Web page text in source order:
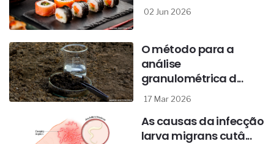
02 Jun 2026
O método para a
análise
granulométrica d...
17 Mar 2026
As causas da infecção
larva migrans cutâ...